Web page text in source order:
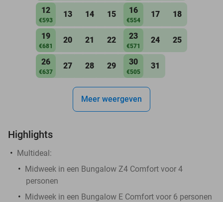
12
€593
13 14 15 16
€554
17 18
19
€681
20 21 22 23
€571
24 25
26
€637
27 28 29 30
€505
31
Meer weergeven
Highlights
Multideal:
Midweek in een Bungalow Z4 Comfort voor 4
personen
Midweek in een Bungalow E Comfort voor 6 personen